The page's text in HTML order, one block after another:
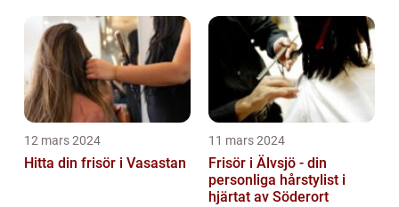
12 mars 2024
Hitta din frisör i Vasastan
11 mars 2024
Frisör i Älvsjö - din
personliga hårstylist i
hjärtat av Söderort